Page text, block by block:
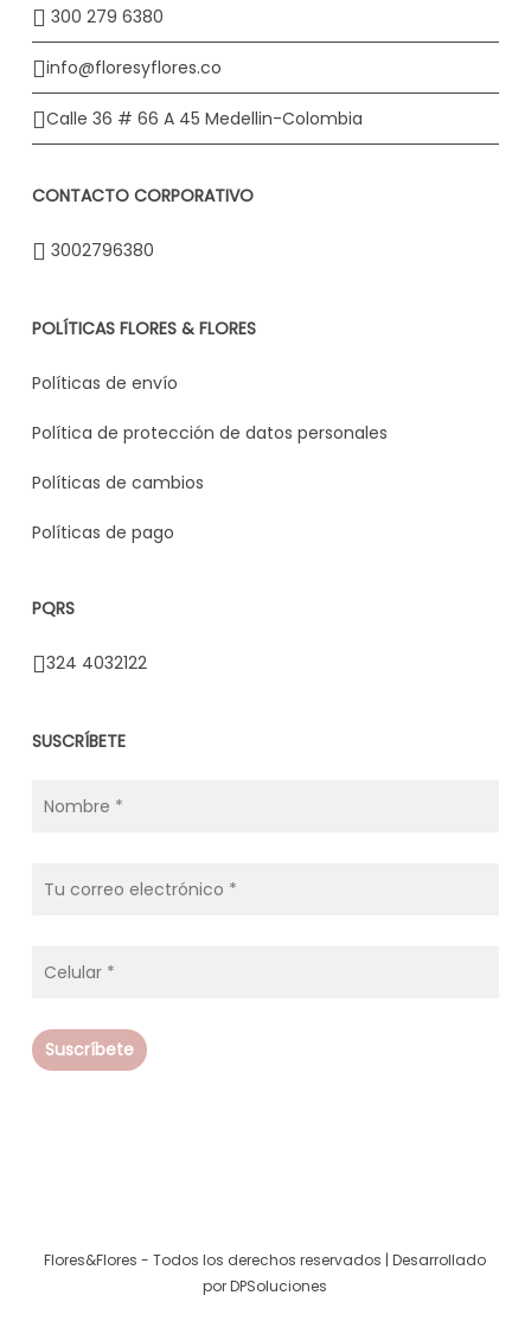
300 279 6380
info@floresyflores.co
Calle 36 # 66 A 45 Medellin-Colombia
CONTACTO CORPORATIVO
3002796380
POLÍTICAS FLORES & FLORES
Políticas de envío
Política de protección de datos personales
Políticas de cambios
Políticas de pago
PQRS
324 4032122
SUSCRÍBETE
Flores&Flores - Todos los derechos reservados | Desarrollado
porDPSoluciones